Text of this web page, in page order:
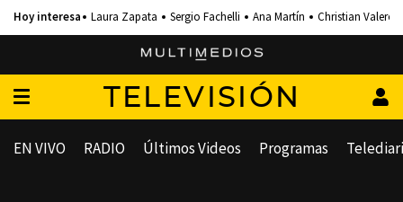
Laura Zapata Sergio Fachelli Ana Martín Christian Valero
TELEVISIÓN
EN VIVO RADIO Últimos Videos Programas